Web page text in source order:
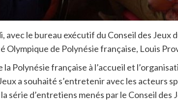
le bureau exécutif du Conseil des Jeux
Olympique de Polynésie française, Louis
Polynésie française à l’accueil et
a souhaité s’entretenir avec les acteurs
série d’entretiens menés par le Conseil des